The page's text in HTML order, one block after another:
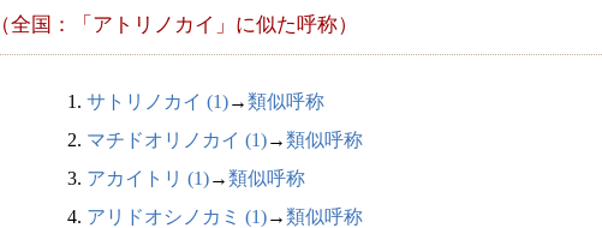
（全国：「アトリノカイ」に似た呼称）
1. サトリノカイ (1)→類似呼称
2. マチドオリノカイ (1)→類似呼称
3. アカイトリ (1)→類似呼称
4. アリドオシノカミ (1)→類似呼称